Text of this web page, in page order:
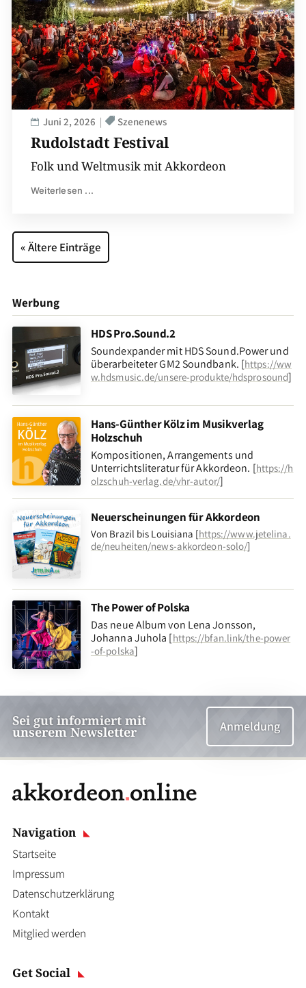
Rudolstadt Festival
Juni 2, 2026 Szenenews
Folk und Weltmusik mit Akkordeon
Weiterlesen ...
« Ältere Einträge
Werbung
HDS Pro.Sound.2
Soundexpander mit HDS Sound.Power und
überarbeiteter GM2 Soundbank. [https://ww
w.hdsmusic.de/unsere-produkte/hdsprosound]
Hans-Günther Kölz im Musikverlag
Holzschuh
Kompositionen, Arrangements und
Unterrichtsliteratur für Akkordeon. [https://h
olzschuh-verlag.de/vhr-autor/]
Neuerscheinungen für Akkordeon
Von Brazil bis Louisiana [https://www.jetelina.
de/neuheiten/news-akkordeon-solo/]
The Power of Polska
Das neue Album von Lena Jonsson,
Johanna Juhola [https://bfan.link/the-power
-of-polska]
Sei gut informiert mit
unserem Newsletter Anmeldung
Navigation
Startseite
Impressum
Datenschutzerklärung
Kontakt
Mitglied werden
Get Social